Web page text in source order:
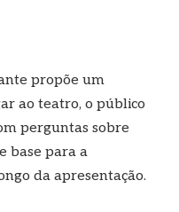
propõe um
ao teatro, o público
perguntas sobre
base para a
da apresentação.